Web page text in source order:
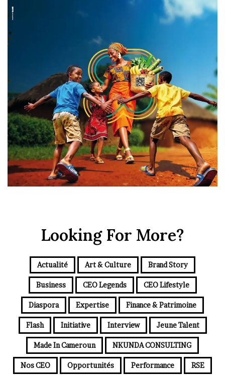
Looking For More?
Actualité Art & Culture Brand Story
Business CEO Legends CEO Lifestyle
Diaspora Expertise Finance & Patrimoine
Flash Initiative Interview Jeune Talent
Made In Cameroun NKUNDA CONSULTING
Nos CEO Opportunités Performance RSE